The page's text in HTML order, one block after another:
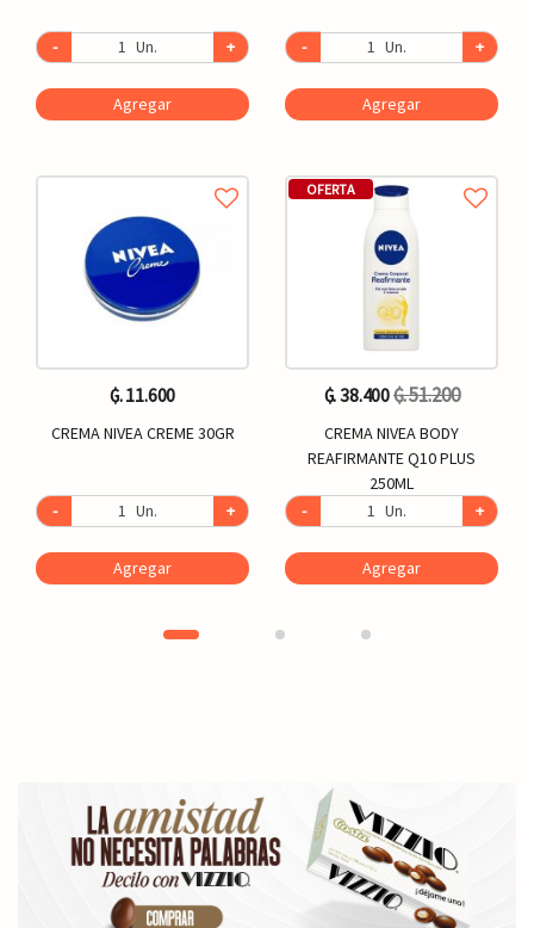
- Un. +
Agregar
₲. 11.600
CREMA NIVEA CREME 30GR
- Un. +
Agregar
- Un. +
Agregar
OFERTA
₲. 38.400₲. 51.200
CREMA NIVEA BODY
REAFIRMANTE Q10 PLUS
250ML
-
Un. +
Agregar